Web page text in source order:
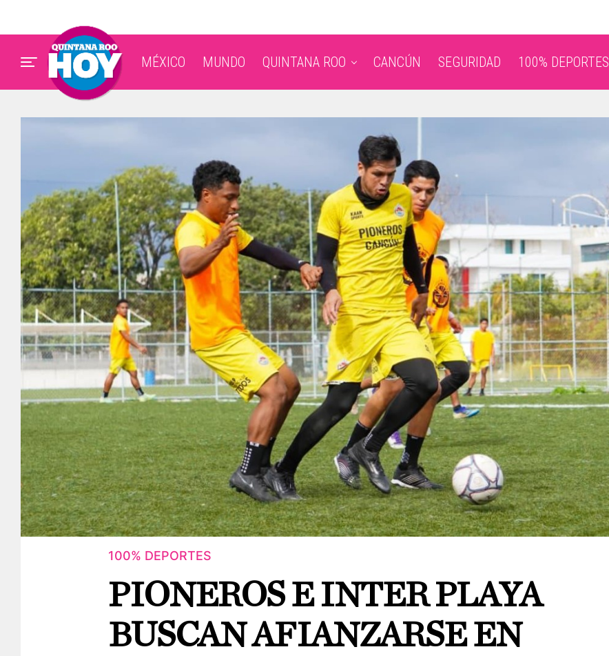
MÉXICO MUNDO QUINTANA ROO CANCÚN SEGURIDAD 100% DEPORTES
100% DEPORTES
PIONEROS E INTER PLAYA
BUSCAN AFIANZARSE EN